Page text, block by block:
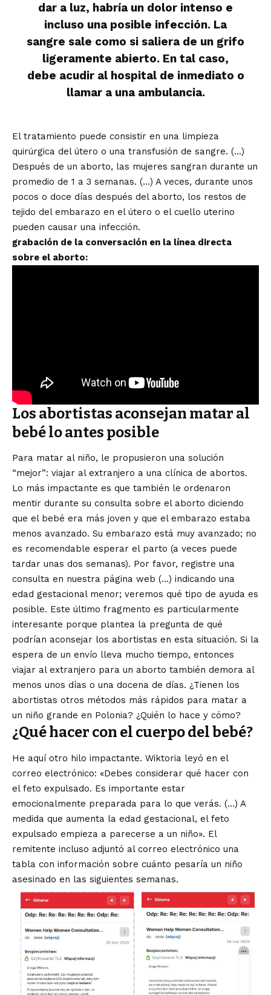
dar a luz, habría un dolor intenso e
incluso una posible infección. La
sangre sale como si saliera de un grifo
ligeramente abierto. En tal caso,
debe acudir al hospital de inmediato o
llamar a una ambulancia.
El tratamiento puede consistir en una limpieza
quirúrgica del útero o una transfusión de sangre. (…)
Después de un aborto, las mujeres sangran durante un
promedio de 1 a 3 semanas. (…) A veces, durante unos
pocos o doce días después del aborto, los restos de
tejido del embarazo en el útero o el cuello uterino
pueden causar una infección.
grabación de la conversación en la línea directa
sobre el aborto:
Los abortistas aconsejan matar al
bebé lo antes posible
Para matar al niño, le propusieron una solución
“mejor”: viajar al extranjero a una clínica de abortos.
Lo más impactante es que también le ordenaron
mentir durante su consulta sobre el aborto diciendo
que el bebé era más joven y que el embarazo estaba
menos avanzado. Su embarazo está muy avanzado; no
es recomendable esperar el parto (a veces puede
tardar unas dos semanas). Por favor, registre una
consulta en nuestra página web (…) indicando una
edad gestacional menor; veremos qué tipo de ayuda es
posible. Este último fragmento es particularmente
interesante porque plantea la pregunta de qué
podrían aconsejar los abortistas en esta situación. Si la
espera de un envío lleva mucho tiempo, entonces
viajar al extranjero para un aborto también demora al
menos unos días o una docena de días. ¿Tienen los
abortistas otros métodos más rápidos para matar a
un niño grande en Polonia? ¿Quién lo hace y cómo?
¿Qué hacer con el cuerpo del bebé?
He aquí otro hilo impactante. Wiktoria leyó en el
correo electrónico: «Debes considerar qué hacer con
el feto expulsado. Es importante estar
emocionalmente preparada para lo que verás. (…) A
medida que aumenta la edad gestacional, el feto
expulsado empieza a parecerse a un niño». El
remitente incluso adjuntó al correo electrónico una
tabla con información sobre cuánto pesaría un niño
asesinado en las siguientes semanas.